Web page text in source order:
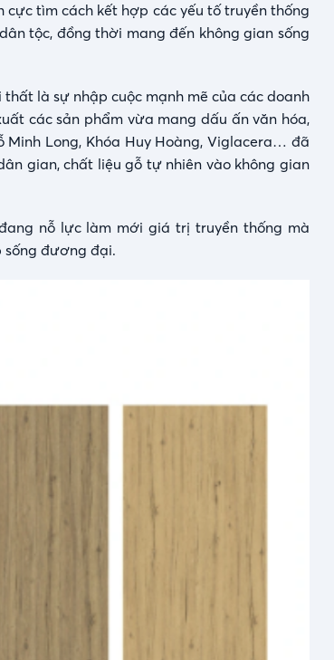
tìm cách kết hợp các yếu tố truyền thống
tộc, đồng thời mang đến không gian sống
là sự nhập cuộc mạnh mẽ của các doanh
các sản phẩm vừa mang dấu ấn văn hóa,
Long, Khóa Huy Hoàng, Viglacera… đã
gian, chất liệu gỗ tự nhiên vào không gian
nỗ lực làm mới giá trị truyền thống mà
sống đương đại.